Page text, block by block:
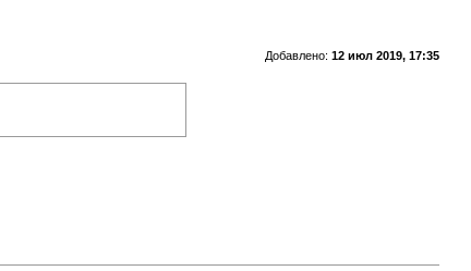
Добавлено: 12 июл 2019, 17:35